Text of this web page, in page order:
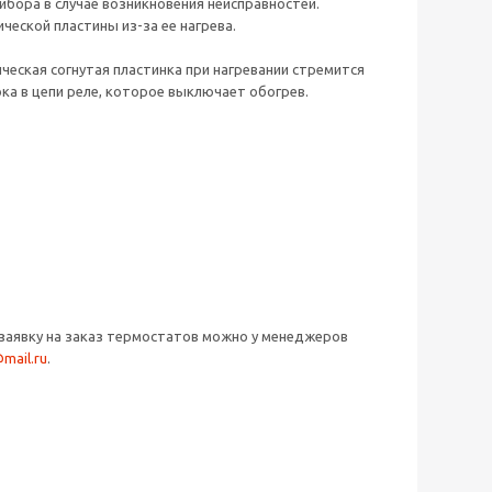
в случае возникновения неисправностей.
пластины из-за ее нагрева.
согнутая пластинка при нагревании стремится
в цепи реле, которое выключает обогрев.
на заказ термостатов можно у менеджеров
.